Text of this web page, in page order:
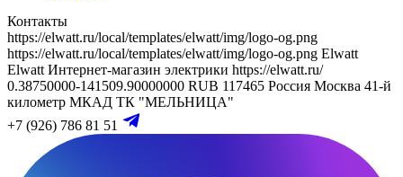
Контакты
https://elwatt.ru/local/templates/elwatt/img/logo-og.png
https://elwatt.ru/local/templates/elwatt/img/logo-og.png Elwatt
Elwatt Интернет-магазин электрики https://elwatt.ru/
0.38750000-141509.90000000 RUB 117465 Россия Москва 41-й
километр МКАД ТК "МЕЛЬНИЦА"
+7 (926) 786 81 51